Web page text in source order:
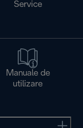
Service
Manuale de
utilizare